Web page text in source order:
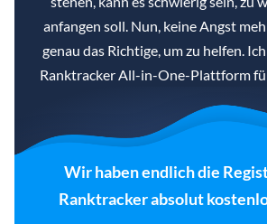
anfangen soll. Nun, keine Angst
genau das Richtige, um zu helfen.
Ranktracker All-in-One-Plattform
Wir haben endlich die
Ranktracker absolut